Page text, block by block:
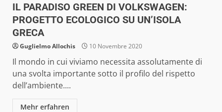
IL PARADISO GREEN DI VOLKSWAGEN:
PROGETTO ECOLOGICO SU UN’ISOLA
GRECA
Guglielmo Allochis 10 Novembre 2020
Il mondo in cui viviamo necessita assolutamente di
una svolta importante sotto il profilo del rispetto
dell’ambiente....
Mehr erfahren